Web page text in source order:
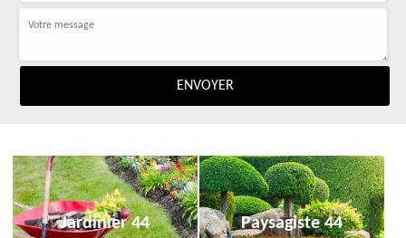
Jardinier 44 Paysagiste 44